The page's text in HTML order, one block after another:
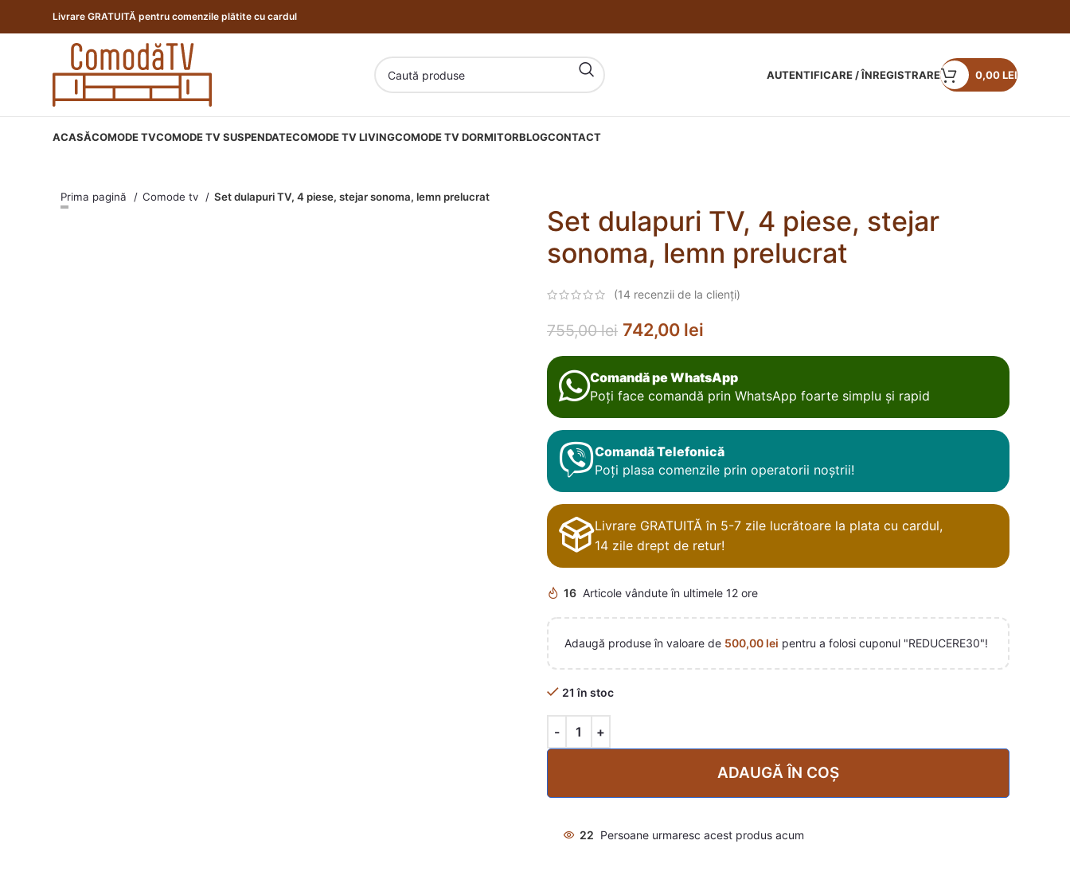
Livrare GRATUITĂ pentru comenzile plătite cu cardul
AUTENTIFICARE / ÎNREGISTRARE 0,00LEI
ACASĂCOMODE TVCOMODE TV SUSPENDATECOMODE TV LIVINGCOMODE TV DORMITORBLOGCONTACT
Prima pagină Comode tv Set dulapuri TV, 4 piese, stejar sonoma, lemn prelucrat
Set dulapuri TV, 4 piese, stejar
sonoma, lemn prelucrat
(14 recenzii de la clienți)
755,00lei 742,00 lei
Comandă pe WhatsApp
Poți face comandă prin WhatsApp foarte simplu și rapid
Comandă Telefonică
Poți plasa comenzile prin operatorii noștrii!
Livrare GRATUITĂ în 5-7 zile lucrătoare la plata cu cardul,
14 zile drept de retur!
16 Articole vândute în ultimele 12 ore
Adaugă produse în valoare de 500,00 lei pentru a folosi cuponul "REDUCERE30"!
21 în stoc
ADAUGĂ ÎN COȘ
22 Persoane urmaresc acest produs acum